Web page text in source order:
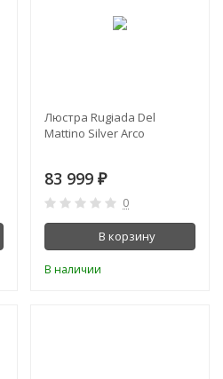
Люстра Rugiada Del
Mattino Silver Arco
83 999 ₽
0
В корзину
В наличии